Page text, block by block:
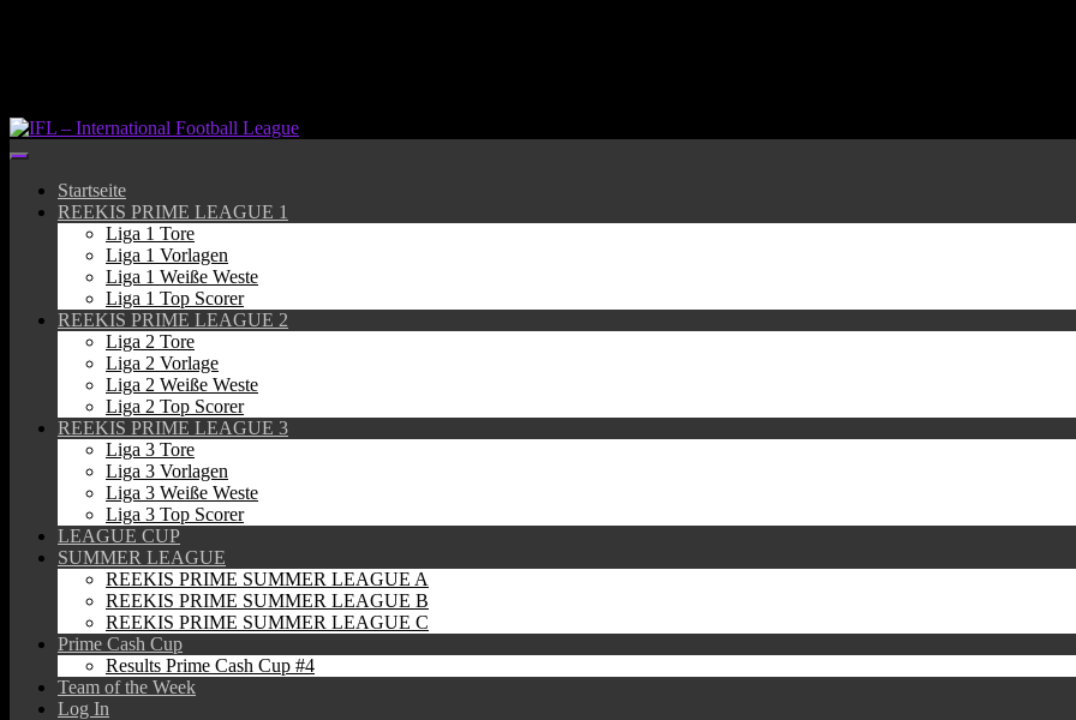
Startseite
REEKIS PRIME LEAGUE 1
Liga 1 Tore
Liga 1 Vorlagen
Liga 1 Weiße Weste
Liga 1 Top Scorer
REEKIS PRIME LEAGUE 2
Liga 2 Tore
Liga 2 Vorlage
Liga 2 Weiße Weste
Liga 2 Top Scorer
REEKIS PRIME LEAGUE 3
Liga 3 Tore
Liga 3 Vorlagen
Liga 3 Weiße Weste
Liga 3 Top Scorer
LEAGUE CUP
SUMMER LEAGUE
REEKIS PRIME SUMMER LEAGUE A
REEKIS PRIME SUMMER LEAGUE B
REEKIS PRIME SUMMER LEAGUE C
Prime Cash Cup
Results Prime Cash Cup #4
Team of the Week
Log In